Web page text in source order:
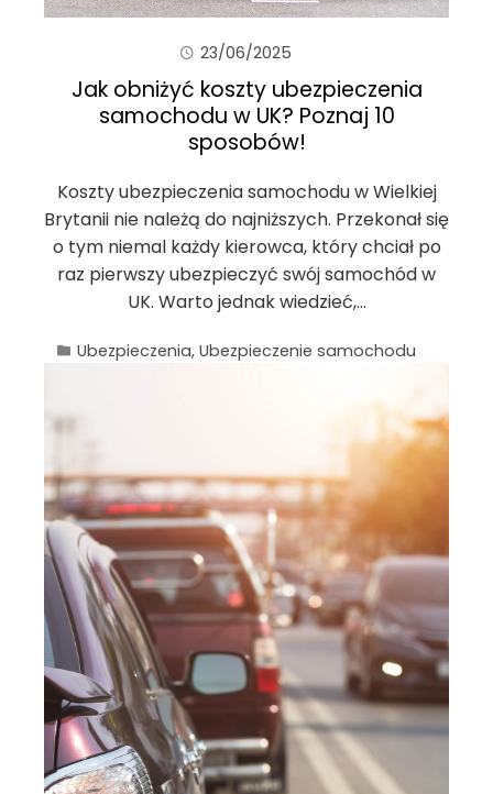
23/06/2025
Jak obniżyć koszty ubezpieczenia
samochodu w UK? Poznaj 10
sposobów!
Koszty ubezpieczenia samochodu w Wielkiej
Brytanii nie należą do najniższych. Przekonał się
o tym niemal każdy kierowca, który chciał po
raz pierwszy ubezpieczyć swój samochód w
UK. Warto jednak wiedzieć,…
Ubezpieczenia, Ubezpieczenie samochodu